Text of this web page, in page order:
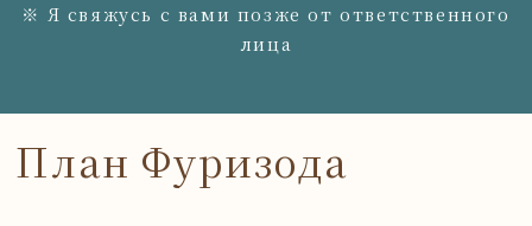
※ Я свяжусь с вами позже от ответственного
лица
План Фуризода